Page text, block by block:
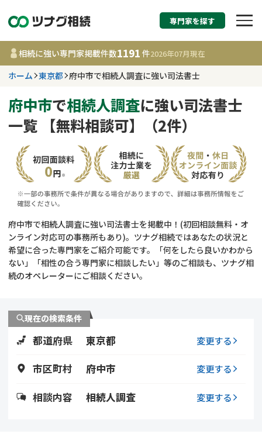
相続税申告・相続手
す
東京都
事務所 1191
相談内容で探す
相続登記
遺留分侵害額請求
相続人調査
コラム
相続手続き
相続登記
専門家を探す
相続に強い専門家掲載件数1191 件2026年07月現在
ホーム 東京都 府中市で相続人調査に強い司法書士
府中市で相続人調査に強い司法書士
一覧 【無料相談可】（2件）
府中市で相続人調査に強い司法書士を掲載中！(初回相談無料・オ
ンライン対応可の事務所もあり)。ツナグ相続ではあなたの状況と
希望に合った専門家をご紹介可能です。「何をしたら良いかわから
ない」「相性の合う専門家に相談したい」等のご相談も、ツナグ相
続のオペレーターにご相談ください。
現在の検索条件
都道府県 東京都 変更する
市区町村 府中市 変更する
相談内容 相続人調査 変更する